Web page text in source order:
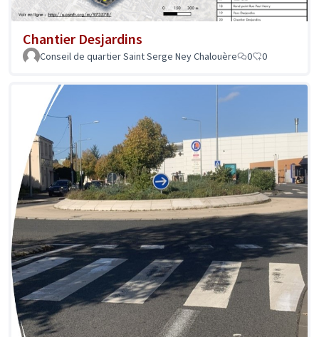
Chantier Desjardins
Conseil de quartier Saint Serge Ney Chalouère 0 0